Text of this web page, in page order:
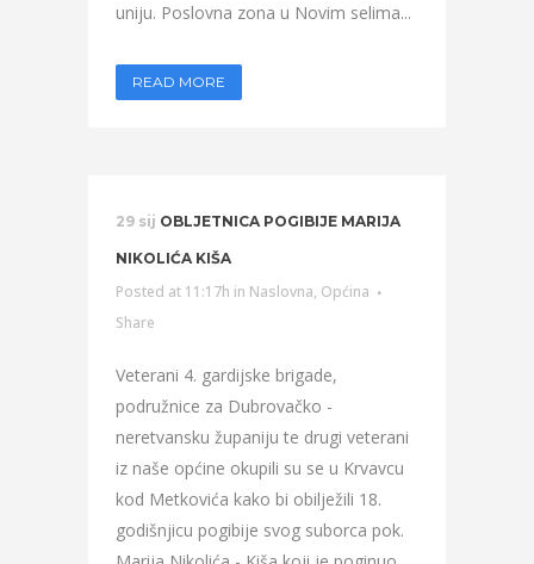
uniju. Poslovna zona u Novim selima...
READ MORE
29 sij OBLJETNICA POGIBIJE MARIJA
NIKOLIĆA KIŠA
Posted at 11:17h in Naslovna, Općina
Share
Veterani 4. gardijske brigade,
podružnice za Dubrovačko -
neretvansku županiju te drugi veterani
iz naše općine okupili su se u Krvavcu
kod Metkovića kako bi obilježili 18.
godišnjicu pogibije svog suborca pok.